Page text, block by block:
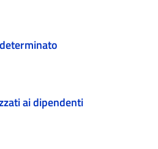
ai dipendenti